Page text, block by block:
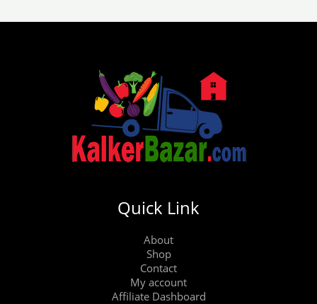
Quick Link
About
Shop
Contact
My account
Affiliate Dashboard